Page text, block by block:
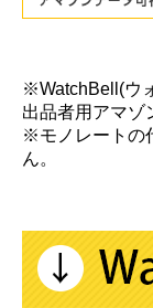
※WatchBell(ウ
出品者用アマゾ
※モノレートの
ん。